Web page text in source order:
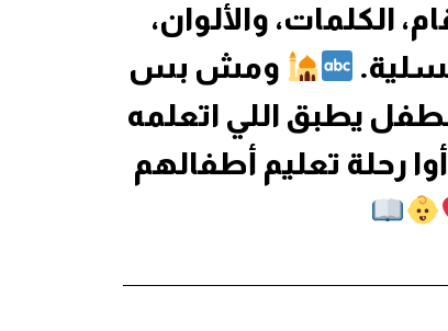
الكلمات، والألوان،
ومش بس
يطبق اللي اتعلمه
رحلة تعليم أطفالهم